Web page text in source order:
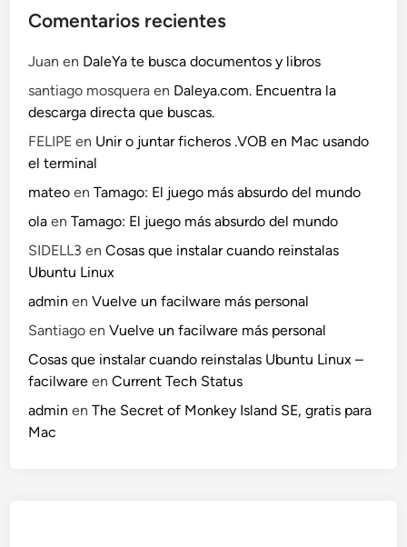
Comentarios recientes
Juan en DaleYa te busca documentos y libros
santiago mosquera en Daleya.com. Encuentra la
descarga directa que buscas.
FELIPE en Unir o juntar ficheros .VOB en Mac usando
el terminal
mateo enTamago: El juego más absurdo del mundo
ola enTamago: El juego más absurdo del mundo
SIDELL3 enCosas que instalar cuando reinstalas
Ubuntu Linux
admin enVuelve un facilware más personal
Santiago enVuelve un facilware más personal
Cosas que instalar cuando reinstalas Ubuntu Linux –
facilware enCurrent Tech Status
admin enThe Secret of Monkey Island SE, gratis para
Mac